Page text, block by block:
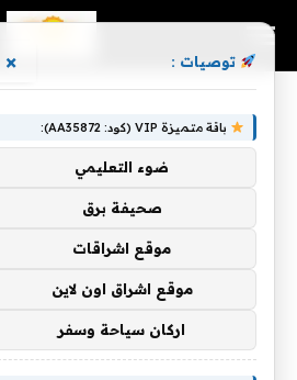
توصيات : ×
باقة متميزة VIP (كود: AA35872):
ضوء التعليمي
صحيفة برق
موقع اشراقات
موقع اشراق اون لاين
اركان سياحة وسفر